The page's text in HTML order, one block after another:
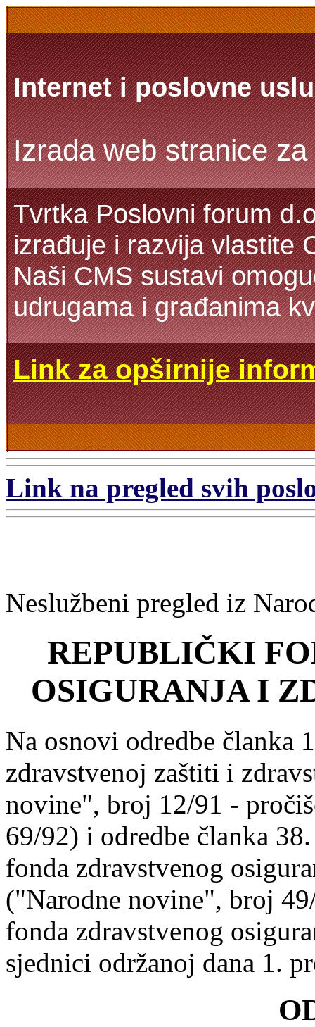
Internet i poslovne
Izrada web stranice
Tvrtka Poslovni forum
izrađuje i razvija vlastite
Naši CMS sustavi
udrugama i građanima
Link za opširnije
Link na pregled svih
Neslužbeni pregled iz
REPUBLIČKI
OSIGURANJA I
Na osnovi odredbe članka
zdravstvenoj zaštiti i
novine", broj 12/91 -
69/92) i odredbe članka
fonda zdravstvenog
("Narodne novine", broj
fonda zdravstvenog
sjednici održanoj dana 1.